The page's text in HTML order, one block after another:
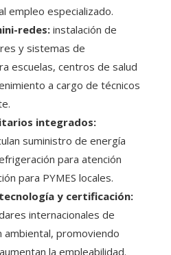
empleo especializado.
redes: instalación de
y sistemas de
escuelas, centros de salud
a cargo de técnicos
integrados:
suministro de energía
para atención
para PYMES locales.
y certificación:
internacionales de
promoviendo
la empleabilidad.